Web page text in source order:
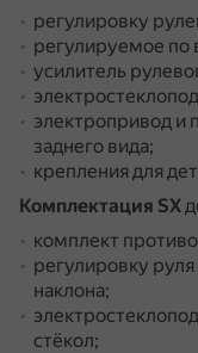
регулировку
регулируемое по
усилитель
электропривод и
заднего вида;
крепления для
Комплектация SX
комплект
регулировку руля
наклона;
стёкол;